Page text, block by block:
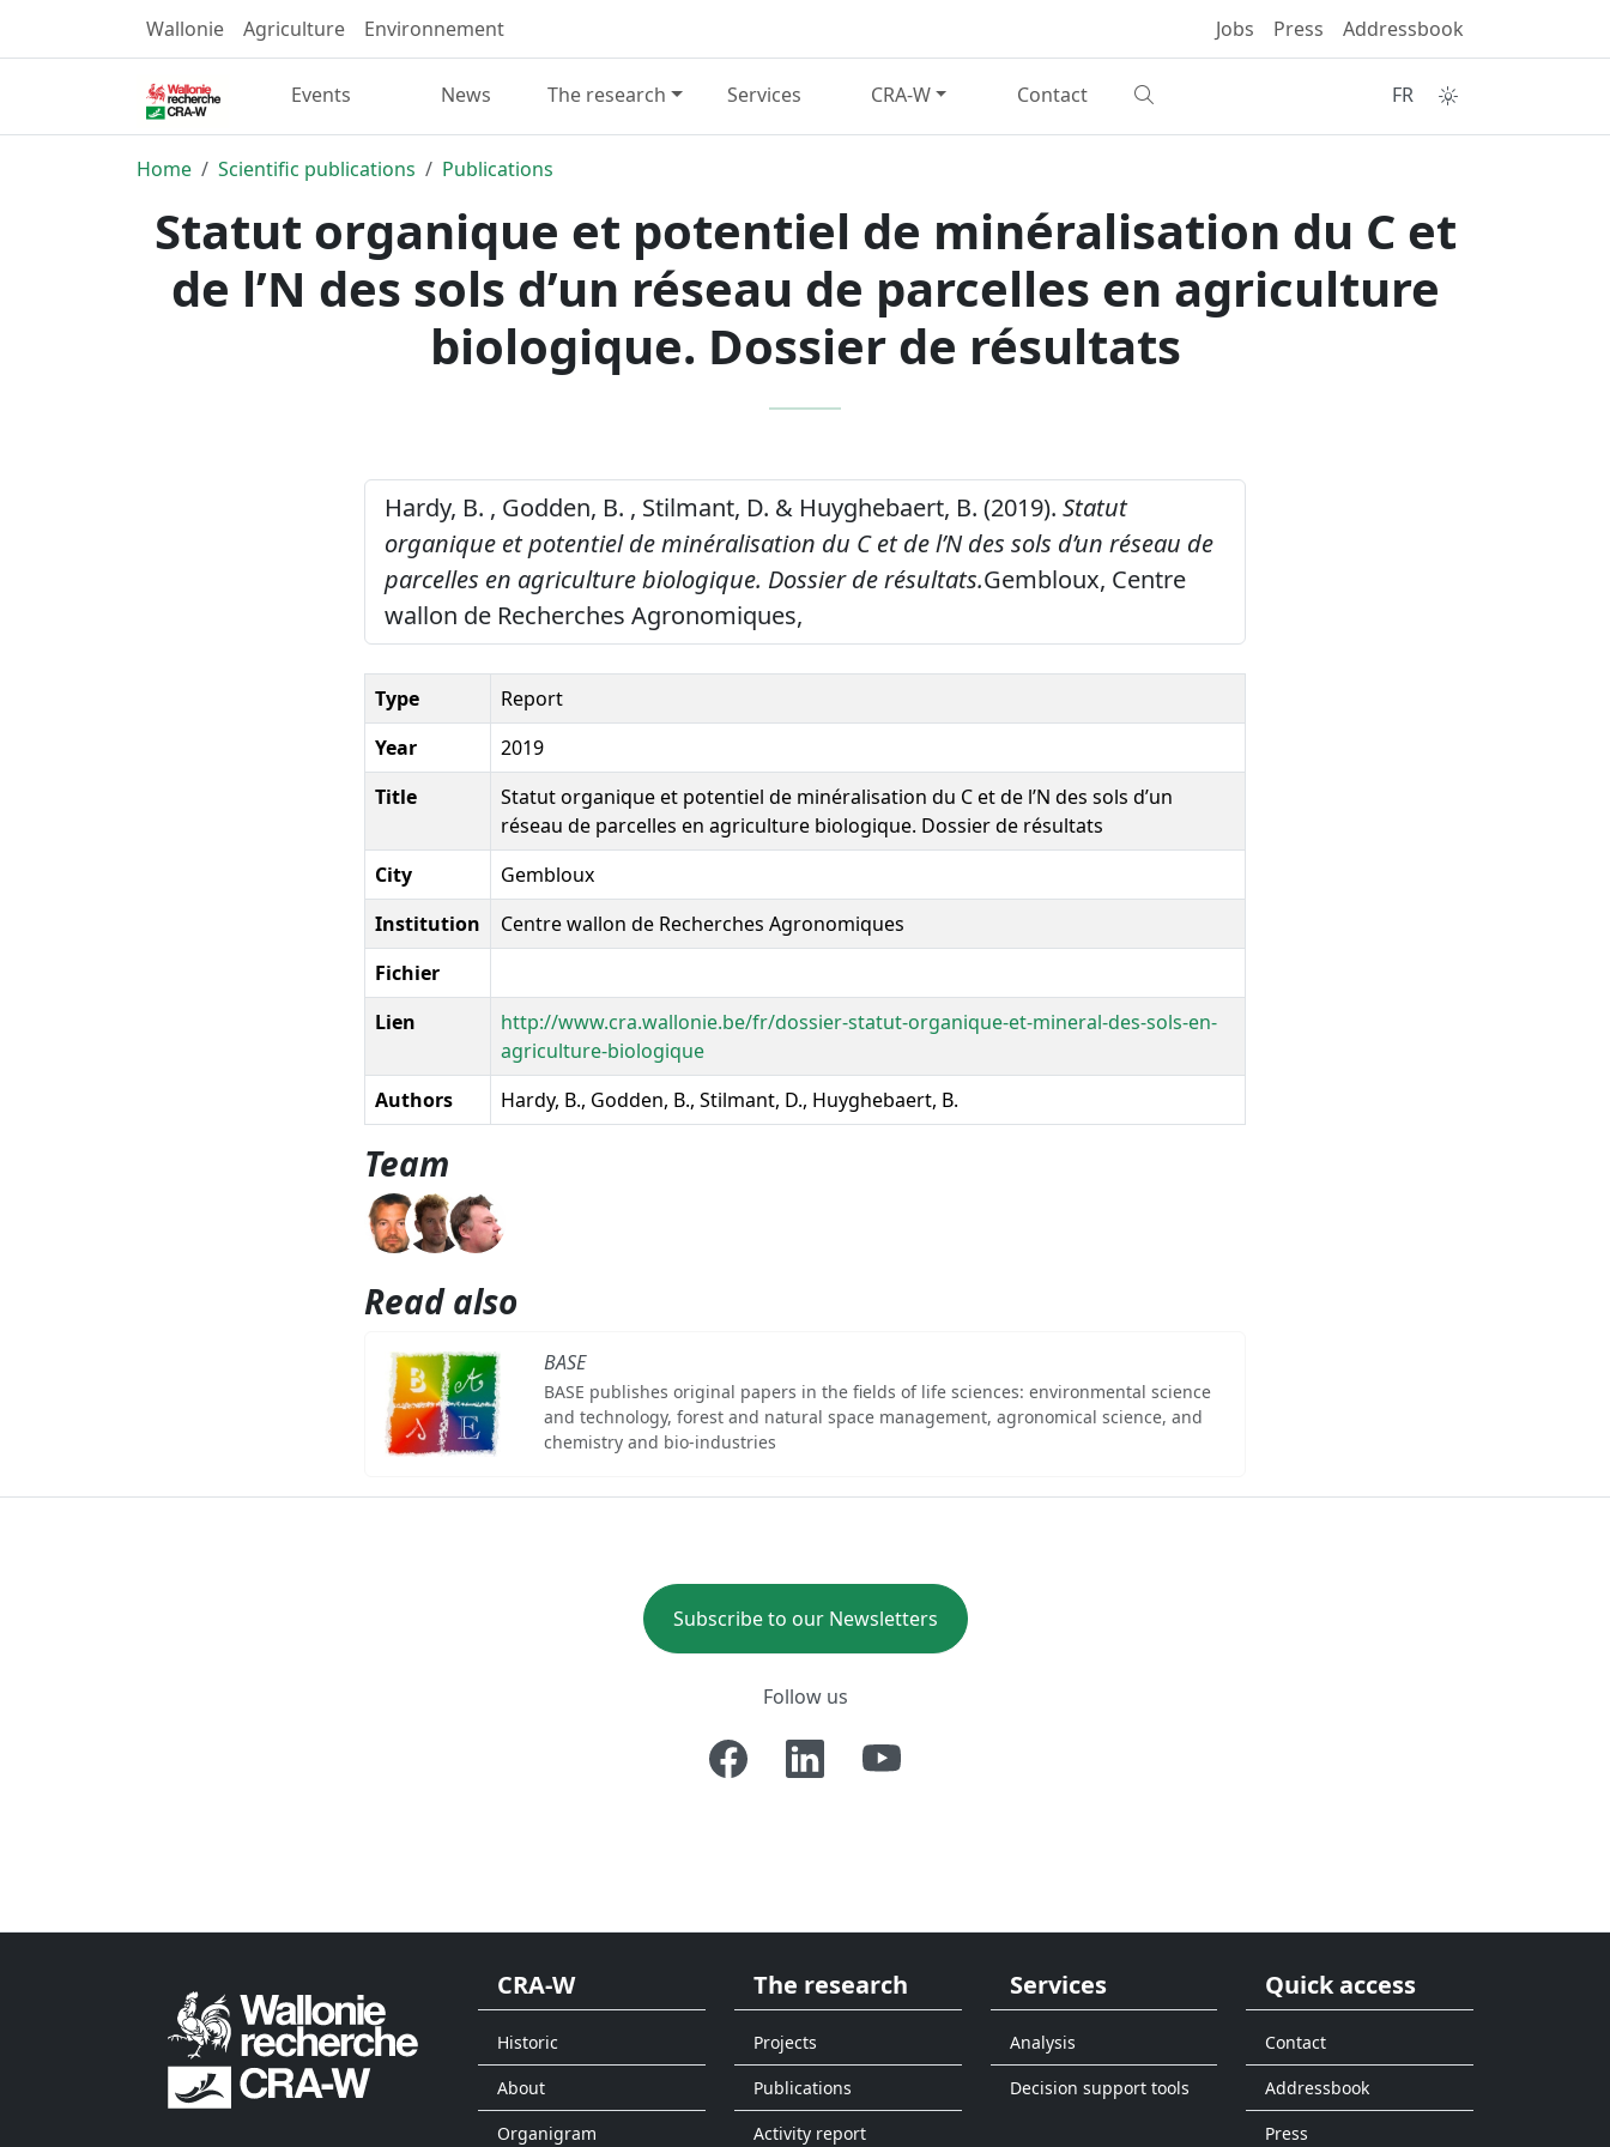
Wallonie Agriculture Environnement Jobs Press Addressbook
Events News The research Services CRA-W Contact FR
Home Scientific publications Publications
Statut organique et potentiel de minéralisation du C et
de l’N des sols d’un réseau de parcelles en agriculture
biologique. Dossier de résultats
Hardy, B. , Godden, B. , Stilmant, D. & Huyghebaert, B. (2019). Statut
organique et potentiel de minéralisation du C et de l’N des sols d’un réseau de
parcelles en agriculture biologique. Dossier de résultats.Gembloux, Centre
wallon de Recherches Agronomiques,
Type
Report
Year
2019
Title
Statut organique et potentiel de minéralisation du C et de l’N des sols d’un
réseau de parcelles en agriculture biologique. Dossier de résultats
City
Gembloux
Institution
Centre wallon de Recherches Agronomiques
Fichier
Lien
http://www.cra.wallonie.be/fr/dossier-statut-organique-et-mineral-des-sols-en-
agriculture-biologique
Authors
Hardy, B., Godden, B., Stilmant, D., Huyghebaert, B.
Team
Read also
BASE
BASE publishes original papers in the fields of life sciences: environmental science
and technology, forest and natural space management, agronomical science, and
chemistry and bio-industries
Subscribe to our Newsletters
Follow us
CRA-W
Historic
About
Organigram
The research
Projects
Publications
Activity report
Services
Analysis
Decision support tools
Quick access
Contact
Addressbook
Press